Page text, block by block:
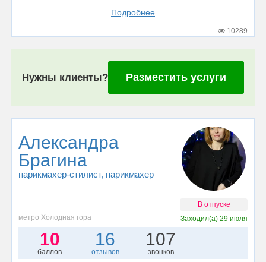
Подробнее
10289
Нужны клиенты? Разместить услуги
Александра
Брагина
парикмахер-стилист, парикмахер
В отпуске
метро Холодная гора
Заходил(а) 29 июля
10
баллов
16
отзывов
107
звонков